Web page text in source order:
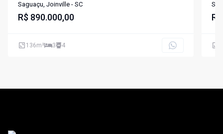
Saguaçu, Joinville - SC
R$ 890.000,00
136m² 3 4